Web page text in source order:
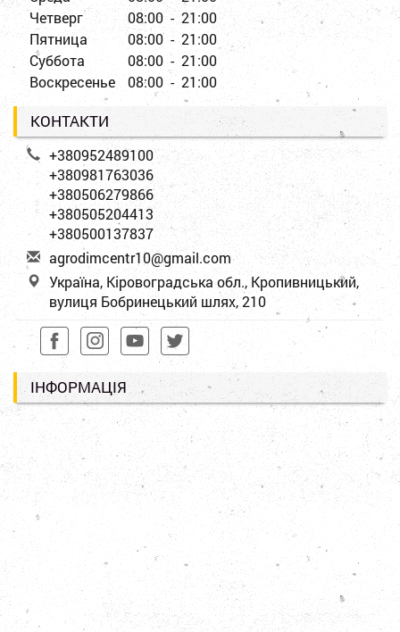
Четверг
08:00 - 21:00
Пятница
08:00 - 21:00
Суббота
08:00 - 21:00
Воскресенье
08:00 - 21:00
КОНТАКТИ
+380952489100
+380981763036
+380506279866
+380505204413
+380500137837
agrodimcentr10@gmail.com
Україна, Кіровоградська обл., Кропивницький,
вулиця Бобринецький шлях, 210
ІНФОРМАЦІЯ